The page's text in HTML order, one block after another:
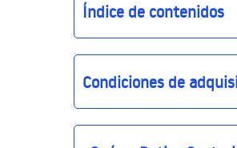
Índice de contenidos
Condiciones de